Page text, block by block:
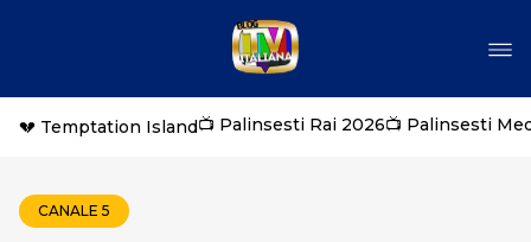
💔 Temptation Island📺 Palinsesti Rai 2026📺 Palinsesti
CANALE 5